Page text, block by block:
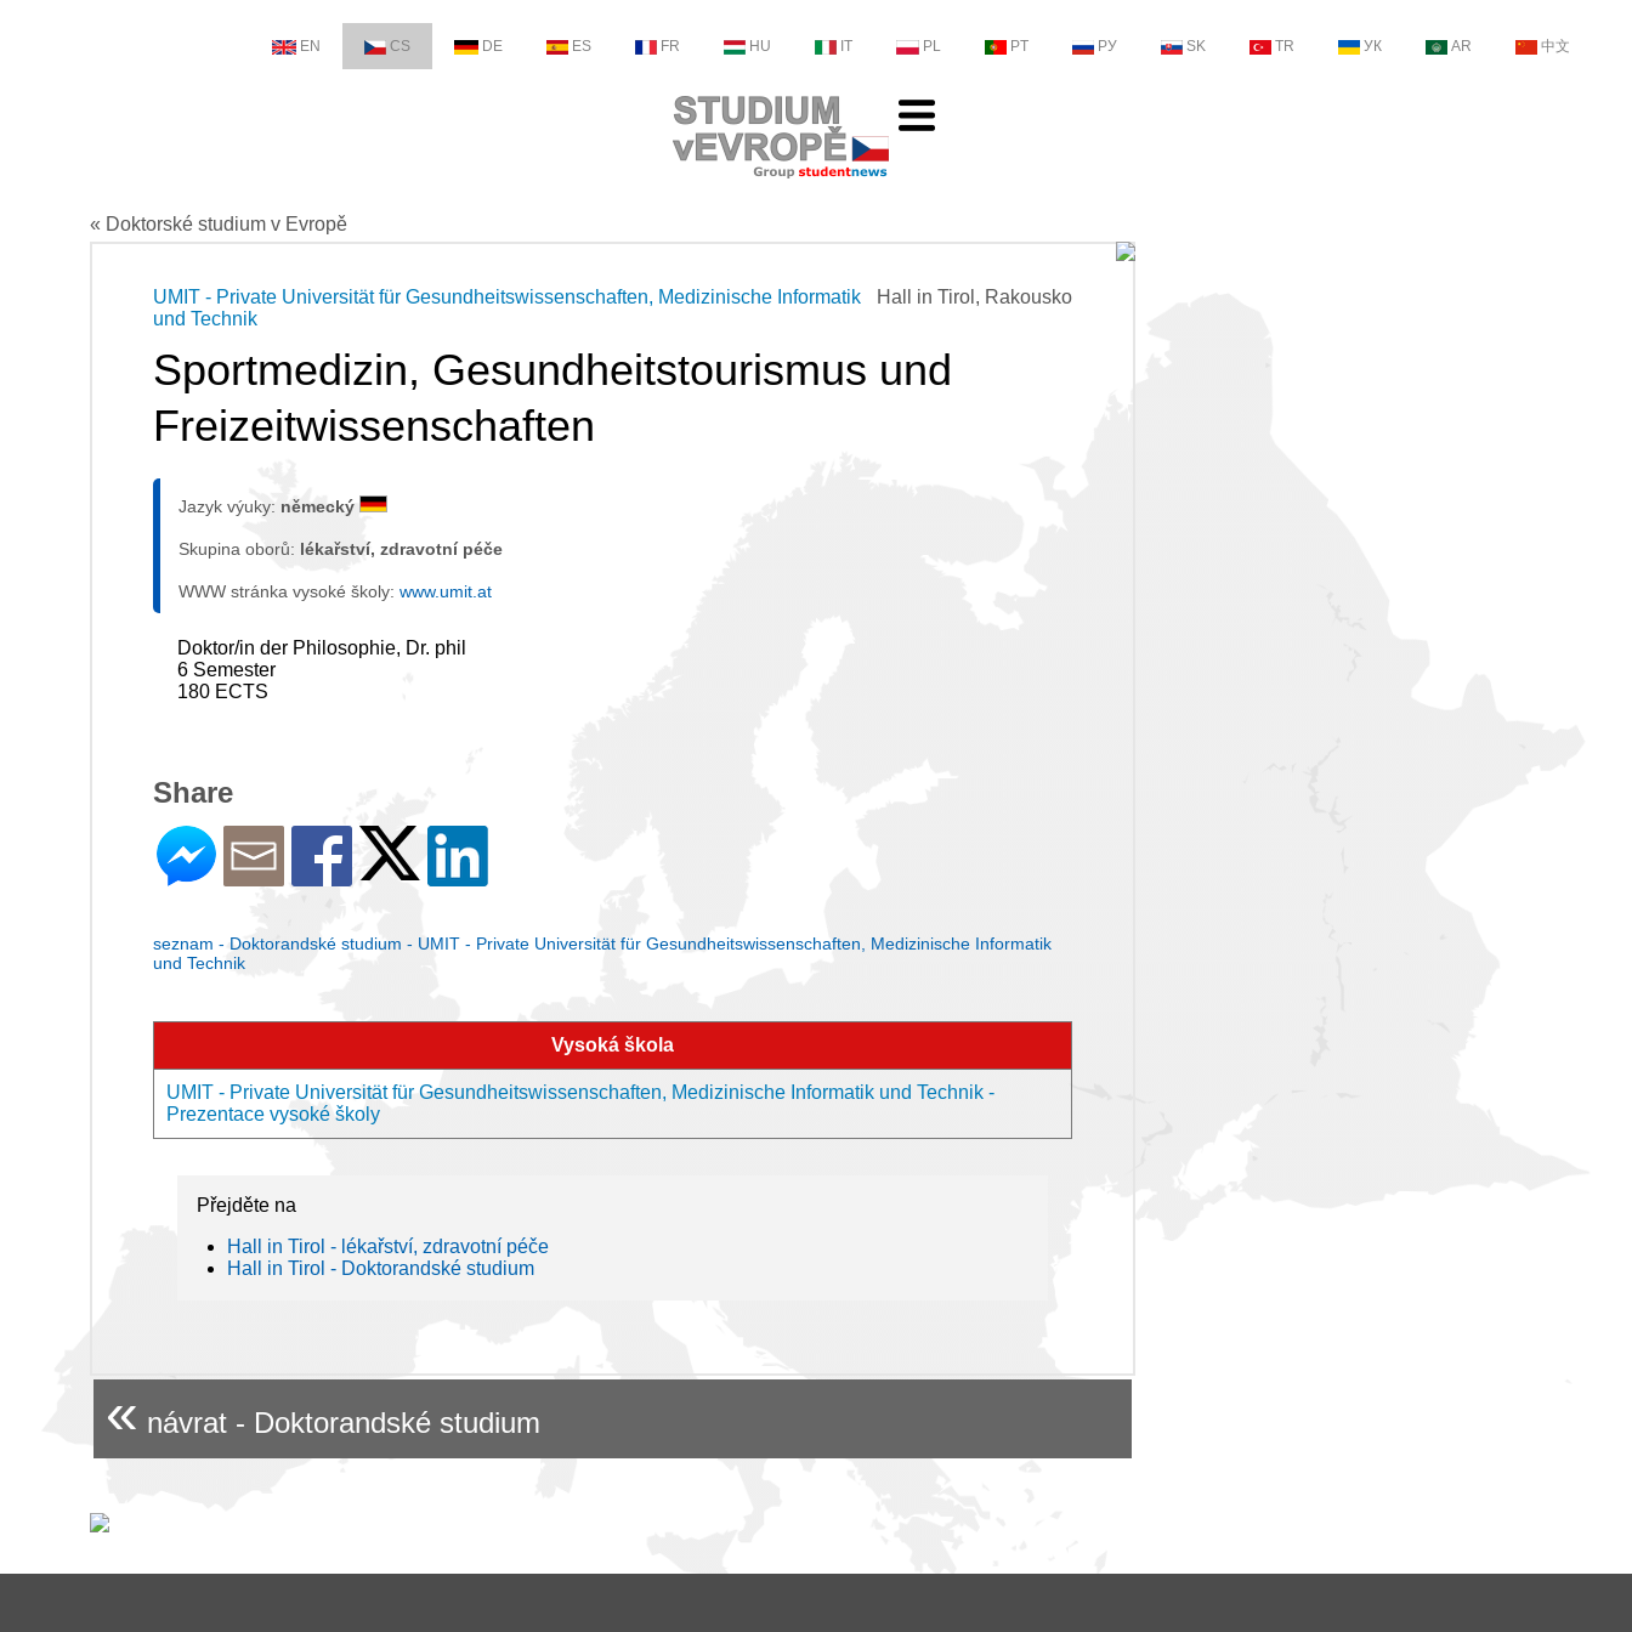
EN CS DE ES FR HU IT PL PT РУ SK TR УК AR 中文
« Doktorské studium v Evropě
Hall in Tirol, Rakousko
UMIT - Private Universität für Gesundheitswissenschaften, Medizinische Informatik
und Technik
Sportmedizin, Gesundheitstourismus und
Freizeitwissenschaften
Jazyk výuky: německý
Skupina oborů: lékařství, zdravotní péče
WWW stránka vysoké školy: www.umit.at
Doktor/in der Philosophie, Dr. phil
6 Semester
180 ECTS
Share
seznam - Doktorandské studium - UMIT - Private Universität für Gesundheitswissenschaften, Medizinische Informatik
und Technik
Vysoká škola
UMIT - Private Universität für Gesundheitswissenschaften, Medizinische Informatik und Technik -
Prezentace vysoké školy
Přejděte na
Hall in Tirol - lékařství, zdravotní péče
Hall in Tirol - Doktorandské studium
« návrat - Doktorandské studium